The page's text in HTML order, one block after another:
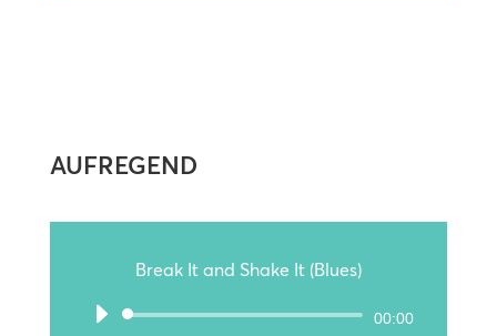
AUFREGEND
Break It and Shake It (Blues)
Audio-
00:00